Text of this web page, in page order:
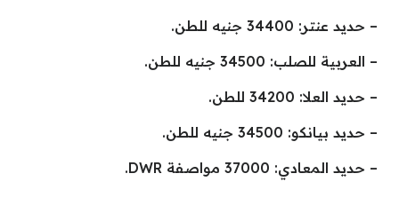
– حديد عنتر: 34400 جنيه للطن.
– العربية للصلب: 34500 جنيه للطن.
– حديد العلا: 34200 للطن.
– حديد بيانكو: 34500 جنيه للطن.
– حديد المعادي: 37000 مواصفة DWR.